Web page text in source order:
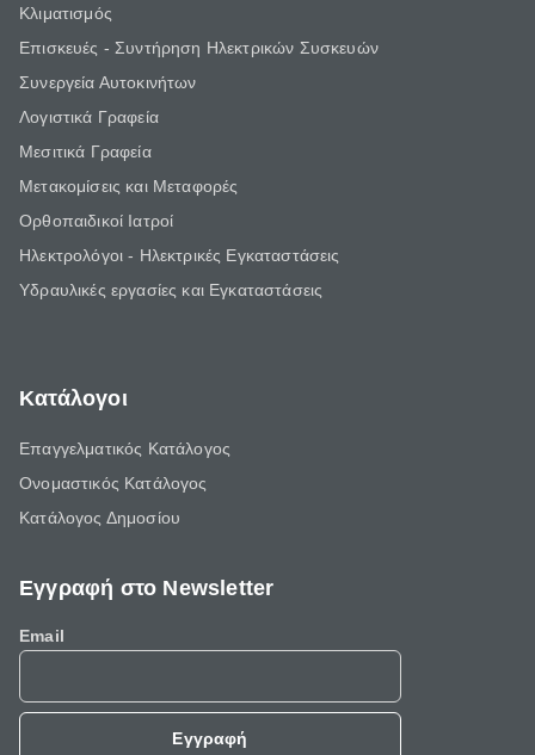
Κλιματισμός
Επισκευές - Συντήρηση Ηλεκτρικών Συσκευών
Συνεργεία Αυτοκινήτων
Λογιστικά Γραφεία
Μεσιτικά Γραφεία
Μετακομίσεις και Μεταφορές
Ορθοπαιδικοί Ιατροί
Ηλεκτρολόγοι - Ηλεκτρικές Εγκαταστάσεις
Υδραυλικές εργασίες και Εγκαταστάσεις
Κατάλογοι
Επαγγελματικός Κατάλογος
Ονομαστικός Κατάλογος
Κατάλογος Δημοσίου
Εγγραφή στο Newsletter
Email
Εγγραφή